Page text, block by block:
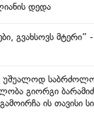
დედა
გვახსოვს
უშუალოდ
გიორგი
ის თავისი